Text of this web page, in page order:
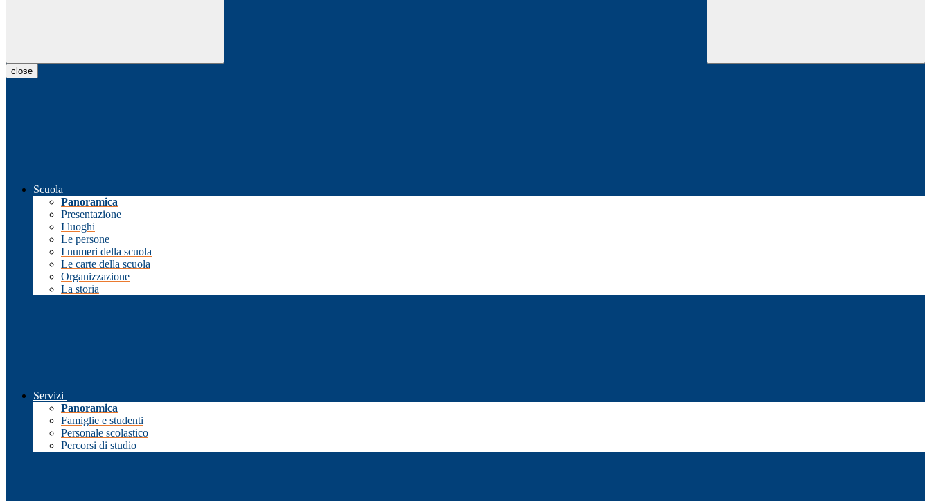
close
Scuola
Panoramica
Presentazione
I luoghi
Le persone
I numeri della scuola
Le carte della scuola
Organizzazione
La storia
Servizi
Panoramica
Famiglie e studenti
Personale scolastico
Percorsi di studio